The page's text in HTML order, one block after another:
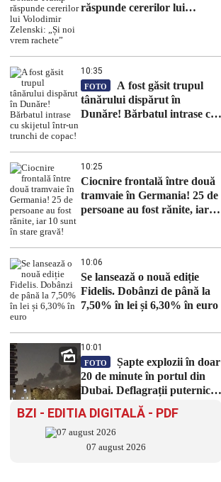
răspunde cererilor lui
10:35
FOTO
A fost găsit trupul
tânărului dispărut în
Dunăre! Bărbatul intrase cu
10:25
Ciocnire frontală între două
tramvaie în Germania! 25 de
persoane au fost rănite, iar
10:06
Se lansează o nouă ediție
Fidelis. Dobânzi de până la
7,50% în lei și 6,30% în euro
10:01
FOTO
Șapte explozii în doar
20 de minute în portul din
Dubai. Deflagrații puternice
în zona industrială Jebel Ali
BZI - EDITIA DIGITALĂ - PDF
07 august 2026